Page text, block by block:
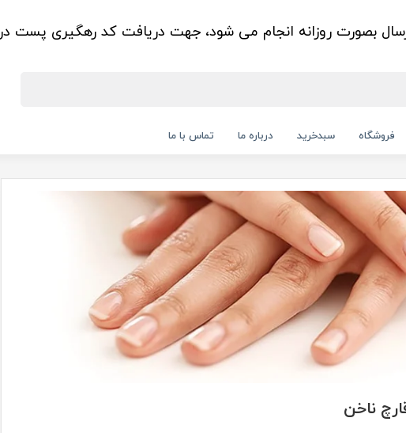
بصورت روزانه انجام می شود، جهت دریافت کد رهگیری پست در
فروشگاه سبدخرید درباره ما تماس با ما
ناخن